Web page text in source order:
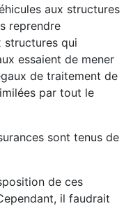
aux structures
reprendre
structures qui
essaient de mener
de traitement de
par tout le
sont tenus de
de ces
il faudrait